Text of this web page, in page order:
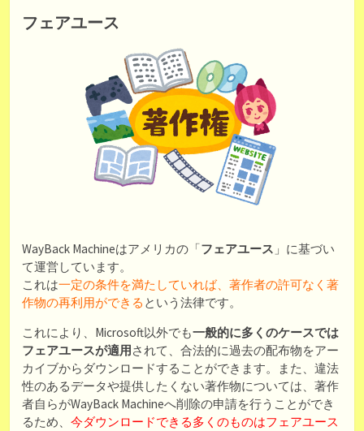
フェアユース
WayBack Machineはアメリカの「フェアユース 」に基づい
て運営しています。
これは一定の条件を満たしていれば、著作者の許可なく著
作物の再利用ができる という法律です。
これにより、Microsoft以外でも一般的に多くのケースでは
フェアユースが適用されて、合法的に過去の配布物をアー
カイブからダウンロードすることができます。また、違法
性のあるデータや提供したくない著作物については、著作
者自らがWayBack Machineへ削除の申請を行うことができ
るため、 今ダウンロードできる多くのものはフェアユース